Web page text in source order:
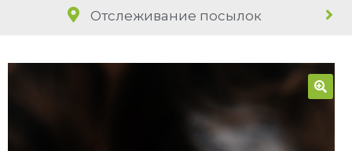
Отслеживание посылок